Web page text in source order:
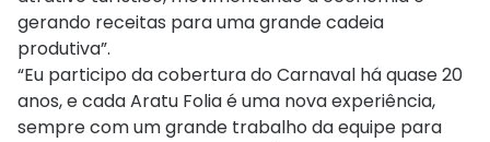
gerando receitas para uma grande cadeia
produtiva”.
“Eu participo da cobertura do Carnaval há quase 20
anos, e cada Aratu Folia é uma nova experiência,
sempre com um grande trabalho da equipe para